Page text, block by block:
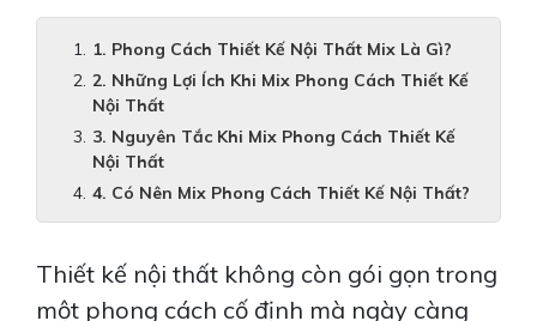
1. Phong Cách Thiết Kế Nội Thất Mix Là Gì?
2. Những Lợi Ích Khi Mix Phong Cách Thiết Kế
Nội Thất
3. Nguyên Tắc Khi Mix Phong Cách Thiết Kế
Nội Thất
4. Có Nên Mix Phong Cách Thiết Kế Nội Thất?
Thiết kế nội thất không còn gói gọn trong
một phong cách cố định mà ngày càng